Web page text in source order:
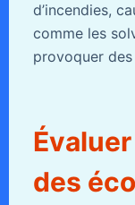
d’incendies,
comme les
provoquer
des